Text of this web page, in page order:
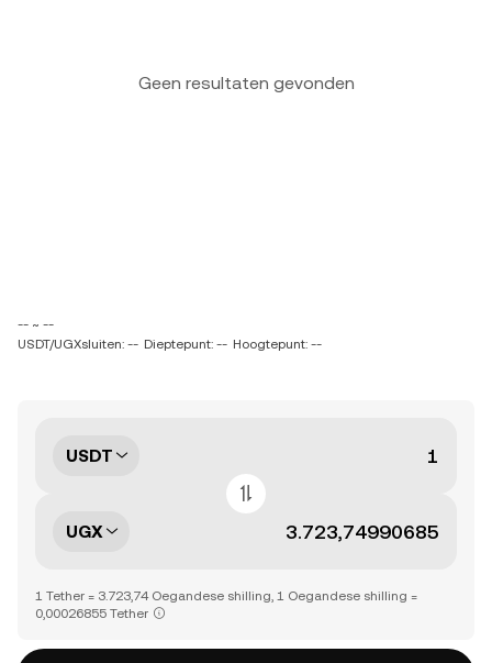
Geen resultaten gevonden
-- ~ --
USDT/UGXsluiten: -- Dieptepunt: -- Hoogtepunt: --
USDT
UGX
1 Tether = 3.723,74 Oegandese shilling, 1 Oegandese shilling =
0,00026855 Tether